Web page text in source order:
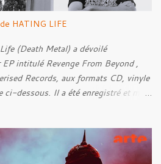
HATING LIFE
(Death Metal) a dévoilé
intitulé Revenge From Beyond ,
Records, aux formats CD, vinyle
ci-dessous. Il a été enregistré et mixé
05. Revenge From Beyond 06. The